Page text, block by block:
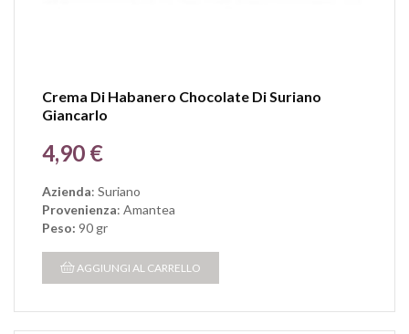
Crema Di Habanero Chocolate Di Suriano
Giancarlo
Prezzo
4,90 €
Azienda: Suriano
Provenienza: Amantea
Peso: 90 gr
AGGIUNGI AL CARRELLO